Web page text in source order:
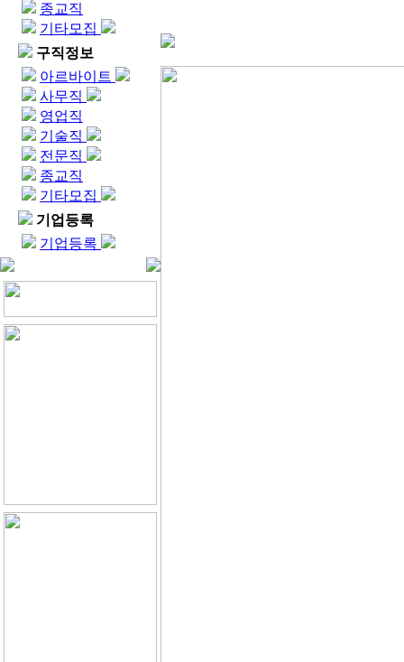
종교직
기타모집
구직정보
아르바이트
사무직
영업직
기술직
전문직
종교직
기타모집
기업등록
기업등록